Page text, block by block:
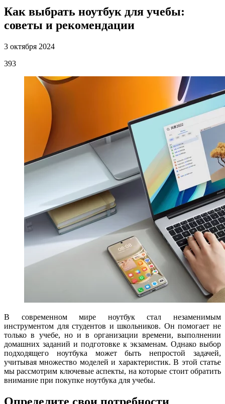
Как выбрать ноутбук для учебы:
советы и рекомендации
3 октября 2024
393
В современном мире ноутбук стал незаменимым
инструментом для студентов и школьников. Он помогает не
только в учебе, но и в организации времени, выполнении
домашних заданий и подготовке к экзаменам. Однако выбор
подходящего ноутбука может быть непростой задачей,
учитывая множество моделей и характеристик. В этой статье
мы рассмотрим ключевые аспекты, на которые стоит обратить
внимание при покупке ноутбука для учебы.
Определите свои потребности